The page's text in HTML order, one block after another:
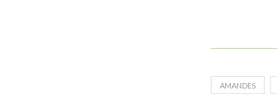
AMANDES